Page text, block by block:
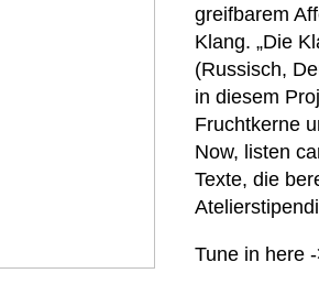
greifbarem
Klang. „Die
(Russisch,
in diesem
Fruchtkerne
Now, listen
Texte, die
Tune in here